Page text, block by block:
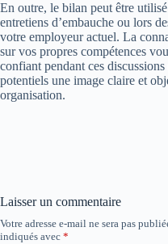
En outre, le bilan peut être
entretiens d’embauche ou lors
votre employeur actuel. La
sur vos propres compétences
confiant pendant ces
potentiels une image claire et
organisation.
Laisser un commentaire
Votre adresse e-mail ne sera pas
indiqués avec *